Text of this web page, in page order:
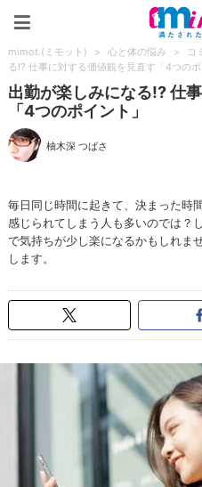
mimot.(ミモット) > 心と体の悩み > コ
る!? 仕事に対する価値観を見直す「4つのポ
出勤が楽しみになる!? 仕
「4つのポイント」
柚木深 つばさ
毎日同じ時間に起きて、決まった時
感じられてしまう人も多いのでは？
で気持ちが少し楽になるかもしれま
します。